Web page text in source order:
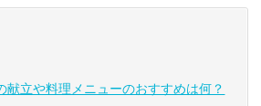
立や料理メニューのおすすめは何？